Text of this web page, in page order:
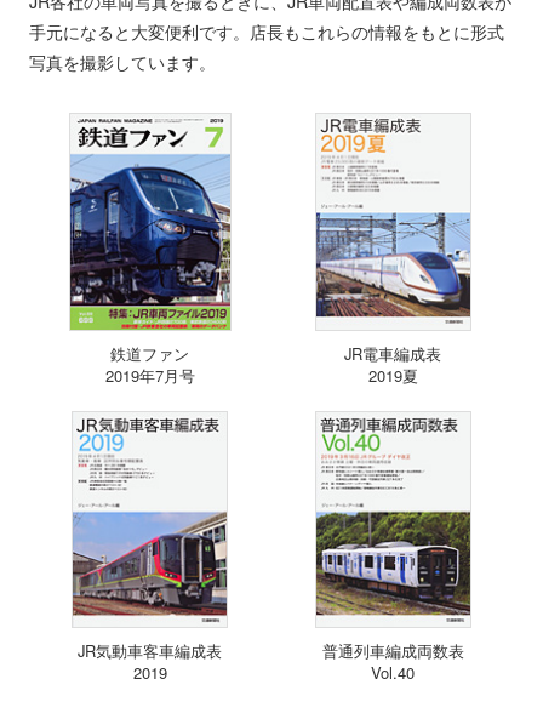
手元になると大変便利です。店長もこれらの情報をもとに形式
写真を撮影しています。
鉄道ファン
2019年7月号
JR電車編成表
2019夏
JR気動車客車編成表
2019
普通列車編成両数表
Vol.40